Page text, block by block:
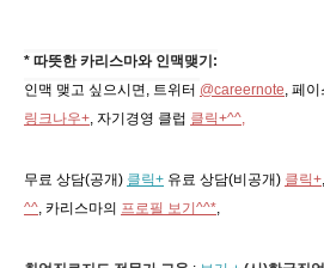
* 따뜻한 카리스마와 인맥맺기:
인맥 맺고 싶으시면, 트위터 @careernote, 페이
링크나우+, 자기경영 클럽 클릭+^^,
무료 상담(공개) 클릭+ 유료 상담(비공개) 클릭+,
^^, 카리스마의 프로필 보기^^*,